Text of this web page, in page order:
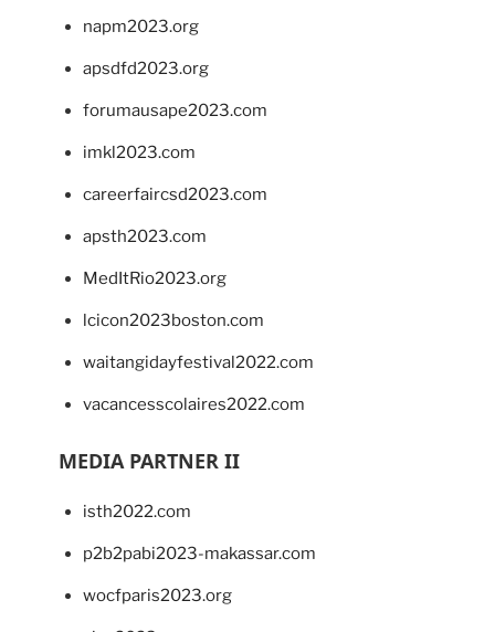
napm2023.org
apsdfd2023.org
forumausape2023.com
imkl2023.com
careerfaircsd2023.com
apsth2023.com
MedItRio2023.org
lcicon2023boston.com
waitangidayfestival2022.com
vacancesscolaires2022.com
MEDIA PARTNER II
isth2022.com
p2b2pabi2023-makassar.com
wocfparis2023.org